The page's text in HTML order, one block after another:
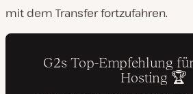
l
e
mit dem Transfer fortzufahren.